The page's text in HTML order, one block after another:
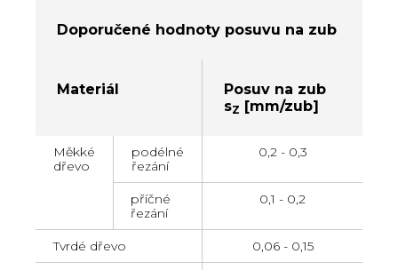
Doporučené hodnoty posuvu na zub
Materiál
Posuv na zub
sZ [mm/zub]
Měkké
dřevo
podélné
řezání
0,2 - 0,3
příčné
řezání
0,1 - 0,2
Tvrdé dřevo 0,06 - 0,15